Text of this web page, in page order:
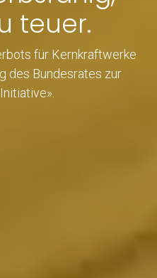
teuer.
für Kernkraftwerke
des Bundesrates zur